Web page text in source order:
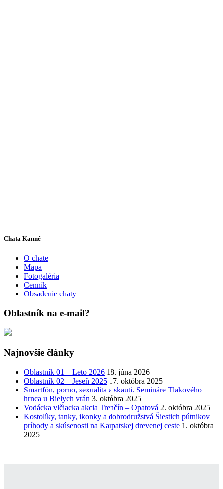
Chata Kanné
O chate
Mapa
Fotogaléria
Cenník
Obsadenie chaty
Oblastník na e-mail?
Najnovšie články
Oblastník 01 – Leto 2026 18. júna 2026
Oblastník 02 – Jeseň 2025 17. októbra 2025
Smartfón, porno, sexualita a skauti. Semináre Tlakového
hrnca u Bielych vrán 3. októbra 2025
Vodácka vlčiacka akcia Trenčín – Opatová 2. októbra 2025
Kostolíky, tanky, ikonky a dobrodružstvá Šiestich pútnikov
príhody a skúsenosti na Karpatskej drevenej ceste 1. októbra
2025